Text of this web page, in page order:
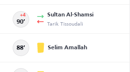
90’
+4 Sultan Al-Shamsi
Tarik Tissoudali
88’ Selim Amallah